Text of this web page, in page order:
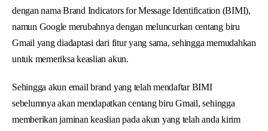
dengan nama Brand Indicators for Message Identification (BIMI),
namun Google merubahnya dengan meluncurkan centang biru
Gmail yang diadaptasi dari fitur yang sama, sehingga memudahkan
untuk memeriksa keaslian akun.
Sehingga akun email brand yang telah mendaftar BIMI
sebelumnya akan mendapatkan centang biru Gmail, sehingga
memberikan jaminan keaslian pada akun yang telah anda kirim